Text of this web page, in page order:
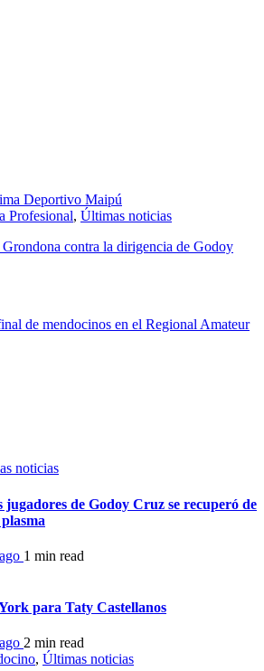
Deportivo Maipú
Profesional, Últimas noticias
contra la dirigencia de Godoy
de mendocinos en el Regional Amateur
noticias
jugadores de Godoy Cruz se recuperó de
1 min read
para Taty Castellanos
2 min read
, Últimas noticias